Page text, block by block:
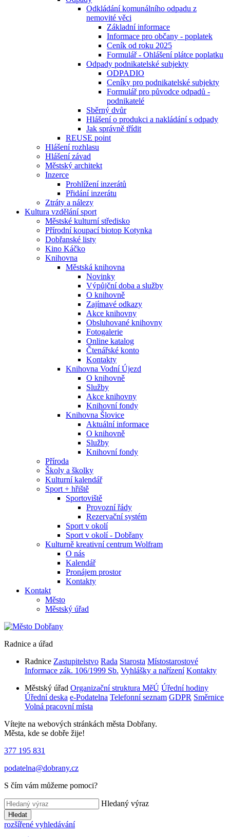
Odkládání komunálního odpadu z
nemovité věci
Základní informace
Informace pro občany - poplatek
Ceník od roku 2025
Formulář - Ohlášení plátce poplatku
Odpady podnikatelské subjekty
ODPADIO
Ceníky pro podnikatelské subjekty
Formulář pro původce odpadů -
podnikatelé
Sběrný dvůr
Hlášení o produkci a nakládání s odpady
Jak správně třídit
REUSE point
Hlášení rozhlasu
Hlášení závad
Městský architekt
Inzerce
Prohlížení inzerátů
Přidání inzerátu
Ztráty a nálezy
Kultura vzdělání sport
Městské kulturní středisko
Přírodní koupací biotop Kotynka
Dobřanské listy
Kino Káčko
Knihovna
Městská knihovna
Novinky
Výpůjční doba a služby
O knihovně
Zajímavé odkazy
Akce knihovny
Obsluhované knihovny
Fotogalerie
Online katalog
Čtenářské konto
Kontakty
Knihovna Vodní Újezd
O knihovně
Služby
Akce knihovny
Knihovní fondy
Knihovna Šlovice
Aktuální informace
O knihovně
Služby
Knihovní fondy
Příroda
Školy a školky
Kulturní kalendář
Sport + hřiště
Sportoviště
Provozní řády
Rezervační systém
Sport v okolí
Sport v okolí - Dobřany
Kulturně kreativní centrum Wolfram
O nás
Kalendář
Pronájem prostor
Kontakty
Kontakt
Město
Městský úřad
Radnice a úřad
Radnice Zastupitelstvo Rada Starosta Místostarostové
Informace zák. 106/1999 Sb. Vyhlášky a nařízení Kontakty
Městský úřad Organizační struktura MěÚ Úřední hodiny
Úřední deska e-Podatelna Telefonní seznam GDPR Směrnice
Volná pracovní místa
Vítejte na webových stránkách města Dobřany.
Města, kde se dobře žije!
377 195 831
podatelna@dobrany.cz
S čím vám můžeme pomoci?
Hledaný výraz
Hledat
rozšířené vyhledávání